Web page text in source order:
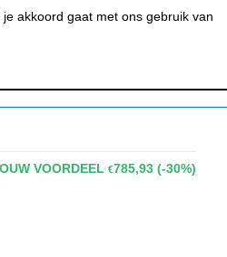
akkoord gaat met ons gebruik van
0 WINKELWAGEN
VOORDEEL€785,93 (-30%)